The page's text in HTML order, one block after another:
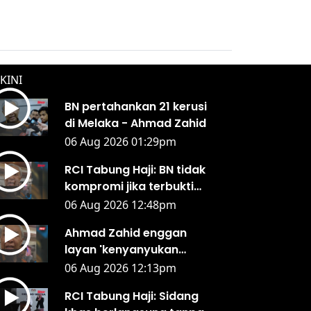
BN pertahankan 21 kerusi
di Melaka - Ahmad Zahid
06 Aug 2026 01:29pm
RCI Tabung Haji: BN tidak
kompromi jika terbukti
berlaku penyelewengan -
06 Aug 2026 12:48pm
Ahmad Zahid enggan
layan 'kenyanyukan
seseorang'
06 Aug 2026 12:13pm
RCI Tabung Haji: Sidang